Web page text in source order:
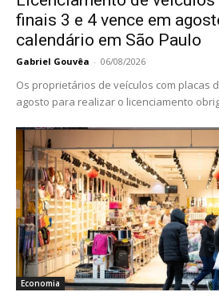
finais 3 e 4 vence em
calendário em São Paulo
Gabriel Gouvêa - 06/08/2026
Os proprietários de veículos com placas
agosto para realizar o licenciamento
Economia